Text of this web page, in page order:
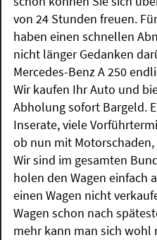
von 24 Stunden freuen.
haben einen schnellen
nicht länger Gedanken
Mercedes-Benz A 250
Wir kaufen Ihr Auto und
Abholung sofort Bargeld.
Inserate, viele
ob nun mit
Wir sind im gesamten
holen den Wagen einfach
einen Wagen nicht
Wagen schon nach
mehr kann man sich wohl